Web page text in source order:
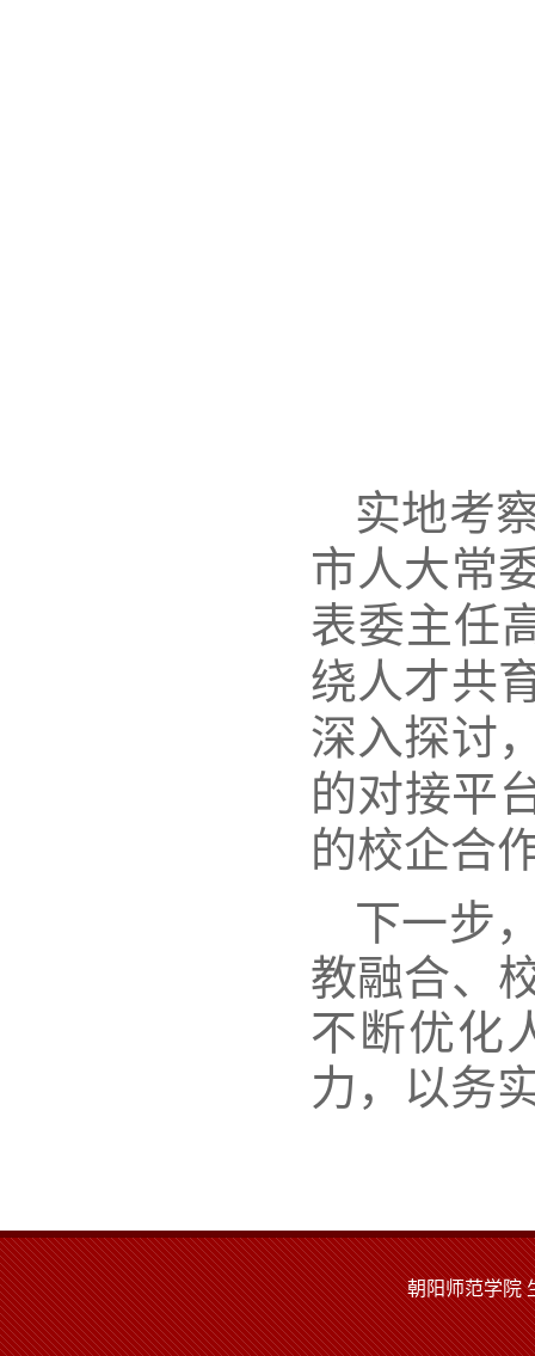
实地考
市人大常
表委主任
绕人才共
深入探讨
的对接平
的校企合
下一步
教融合、
不断优化
力，以务
朝阳师范学院